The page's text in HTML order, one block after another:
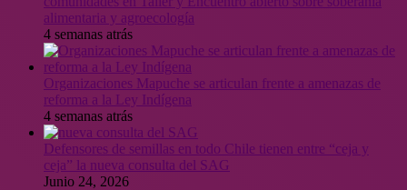
alimentaria y agroecología
4 semanas atrás
Organizaciones Mapuche se articulan frente a amenazas de
reforma a la Ley Indígena
4 semanas atrás
Defensores de semillas en todo Chile tienen entre “ceja y
ceja” la nueva consulta del SAG
Junio 24, 2026